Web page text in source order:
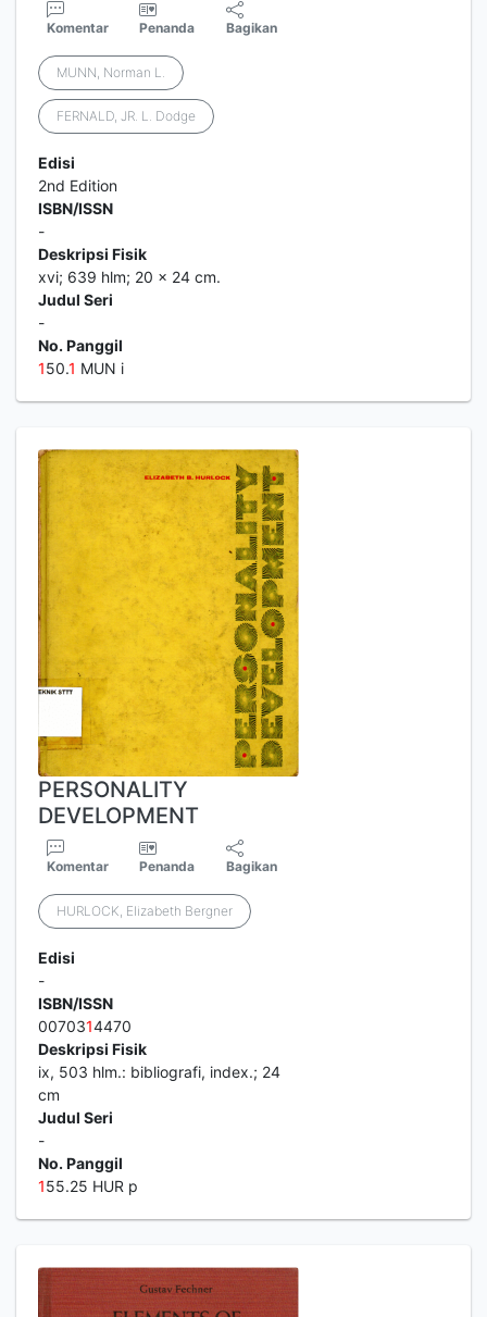
Komentar Penanda Bagikan
MUNN, Norman L.
FERNALD, JR. L. Dodge
Edisi
2nd Edition
ISBN/ISSN
-
Deskripsi Fisik
xvi; 639 hlm; 20 x 24 cm.
Judul Seri
-
No. Panggil
150.1 MUN i
PERSONALITY
DEVELOPMENT
Komentar Penanda Bagikan
HURLOCK, Elizabeth Bergner
Edisi
-
ISBN/ISSN
0070314470
Deskripsi Fisik
ix, 503 hlm.: bibliografi, index.; 24
cm
Judul Seri
-
No. Panggil
155.25 HUR p